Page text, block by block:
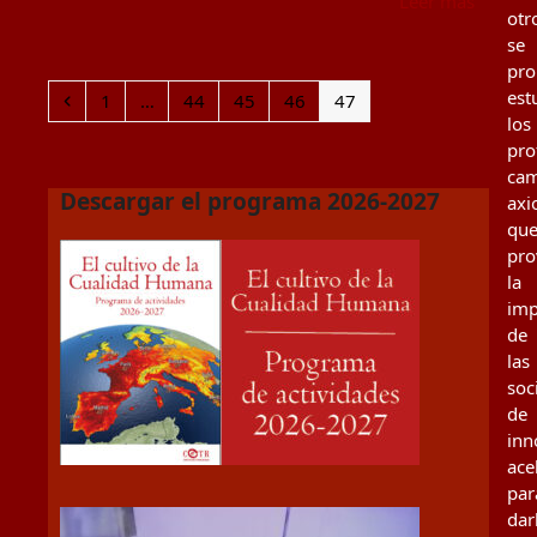
Anterior
Page
1 … Page
44 Page
45 Page
46 Page
47
Descargar el programa 2026-2027
se
los
que
la
de
las
de